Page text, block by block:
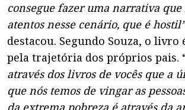
consegue fazer uma narrativa
atentos nesse cenário, que é hostil”
destacou. Segundo Souza, o livro
pela trajetória dos próprios pais.
através dos livros de vocês que a
que nós temos de vingar as
da extrema pobreza é através da